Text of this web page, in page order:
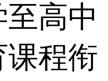
高中
程衔